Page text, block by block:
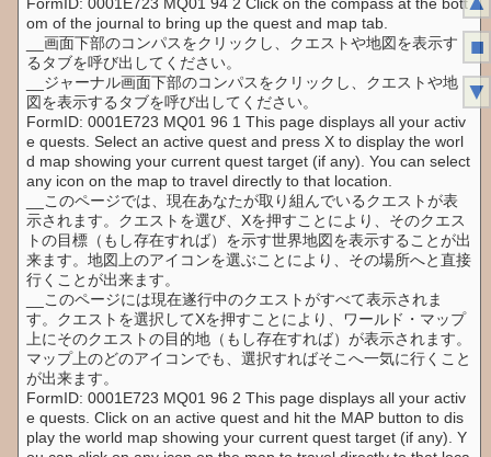
om of the journal to bring up the quest and map tab.
__画面下部のコンパスをクリックし、クエストや地図を表示す
るタブを呼び出してください。
__ジャーナル画面下部のコンパスをクリックし、クエストや地
図を表示するタブを呼び出してください。
FormID: 0001E723 MQ01 96 1 This page displays all your activ
e quests. Select an active quest and press X to display the worl
d map showing your current quest target (if any). You can select
any icon on the map to travel directly to that location.
__このページでは、現在あなたが取り組んでいるクエストが表
示されます。クエストを選び、Xを押すことにより、そのクエス
トの目標（もし存在すれば）を示す世界地図を表示することが出
来ます。地図上のアイコンを選ぶことにより、その場所へと直接
行くことが出来ます。
__このページには現在遂行中のクエストがすべて表示されま
す。クエストを選択してXを押すことにより、ワールド・マップ
上にそのクエストの目的地（もし存在すれば）が表示されます。
マップ上のどのアイコンでも、選択すればそこへ一気に行くこと
が出来ます。
FormID: 0001E723 MQ01 96 2 This page displays all your activ
e quests. Click on an active quest and hit the MAP button to dis
play the world map showing your current quest target (if any). Y
■
▼